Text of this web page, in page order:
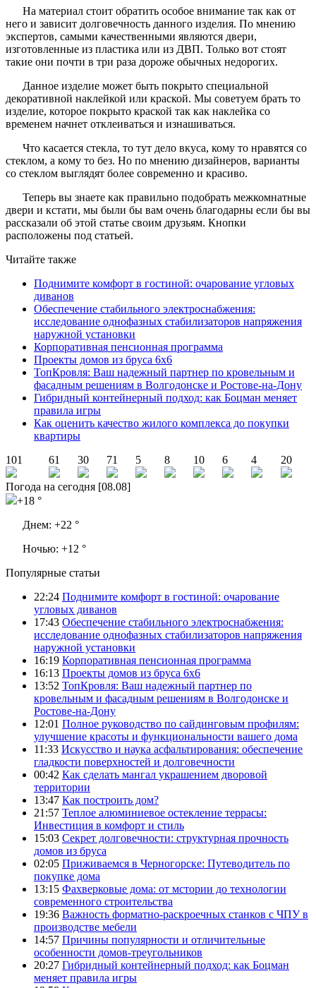
На материал стоит обратить особое внимание так как от
него и зависит долговечность данного изделия. По мнению
экспертов, самыми качественными являются двери,
изготовленные из пластика или из ДВП. Только вот стоят
такие они почти в три раза дороже обычных недорогих.
Данное изделие может быть покрыто специальной
декоративной наклейкой или краской. Мы советуем брать то
изделие, которое покрыто краской так как наклейка со
временем начнет отклеиваться и изнашиваться.
Что касается стекла, то тут дело вкуса, кому то нравятся со
стеклом, а кому то без. Но по мнению дизайнеров, варианты
со стеклом выглядят более современно и красиво.
Теперь вы знаете как правильно подобрать межкомнатные
двери и кстати, мы были бы вам очень благодарны если бы вы
рассказали об этой статье своим друзьям. Кнопки
расположены под статьей.
Читайте также
Поднимите комфорт в гостиной: очарование угловых
диванов
Обеспечение стабильного электроснабжения:
исследование однофазных стабилизаторов напряжения
наружной установки
Корпоративная пенсионная программа
Проекты домов из бруса 6х6
ТопКровля: Ваш надежный партнер по кровельным и
фасадным решениям в Волгодонске и Ростове-на-Дону
Гибридный контейнерный подход: как Боцман меняет
правила игры
Как оценить качество жилого комплекса до покупки
квартиры
101
61 30 71 5 8 10 6 4 20
Погода на сегодня [08.08]
+18 °
Днем: +22 °
Ночью: +12 °
Популярные статьи
22:24 Поднимите комфорт в гостиной: очарование
угловых диванов
17:43 Обеспечение стабильного электроснабжения:
исследование однофазных стабилизаторов напряжения
наружной установки
16:19 Корпоративная пенсионная программа
16:13 Проекты домов из бруса 6х6
13:52 ТопКровля: Ваш надежный партнер по
кровельным и фасадным решениям в Волгодонске и
Ростове-на-Дону
12:01 Полное руководство по сайдинговым профилям:
улучшение красоты и функциональности вашего дома
11:33 Искусство и наука асфальтирования: обеспечение
гладкости поверхностей и долговечности
00:42 Как сделать мангал украшением дворовой
территории
13:47 Как построить дом?
21:57 Теплое алюминиевое остекление террасы:
Инвестиция в комфорт и стиль
15:03 Секрет долговечности: структурная прочность
домов из бруса
02:05 Приживаемся в Черногорске: Путеводитель по
покупке дома
13:15 Фахверковые дома: от мстории до технологии
современного строительства
19:36 Важность форматно-раскроечных станков с ЧПУ в
производстве мебели
14:57 Причины популярности и отличительные
особенности домов-треугольников
20:27 Гибридный контейнерный подход: как Боцман
меняет правила игры